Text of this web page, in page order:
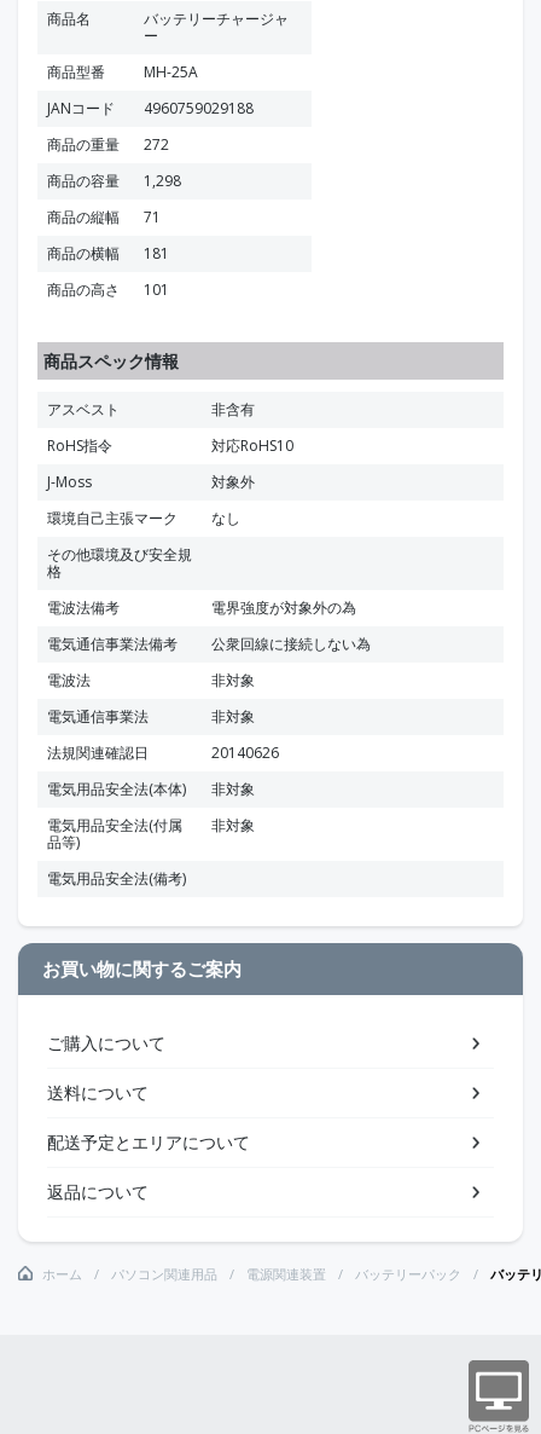
商品名
バッテリーチャージャ
ー
商品型番
MH-25A
JANコード
4960759029188
商品の重量
272
商品の容量
1,298
商品の縦幅
71
商品の横幅
181
商品の高さ
101
商品スペック情報
アスベスト
非含有
RoHS指令
対応RoHS10
J-Moss
対象外
環境自己主張マーク
なし
その他環境及び安全規
格
電波法備考
電界強度が対象外の為
電気通信事業法備考
公衆回線に接続しない為
電波法
非対象
電気通信事業法
非対象
法規関連確認日
20140626
電気用品安全法(本体)
非対象
電気用品安全法(付属
品等)
非対象
電気用品安全法(備考)
お買い物に関するご案内
ご購入について
送料について
配送予定とエリアについて
返品について
ホーム パソコン関連用品 電源関連装置 バッテリーパック バッテ